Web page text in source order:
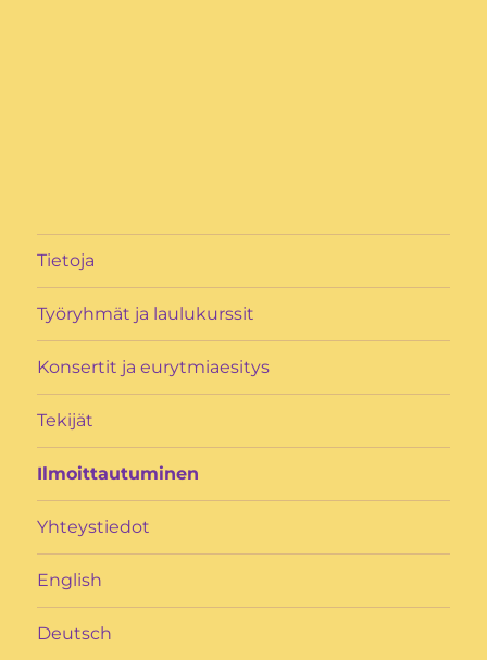
Tietoja
Työryhmät ja laulukurssit
Konsertit ja eurytmiaesitys
Tekijät
Ilmoittautuminen
Yhteystiedot
English
Deutsch